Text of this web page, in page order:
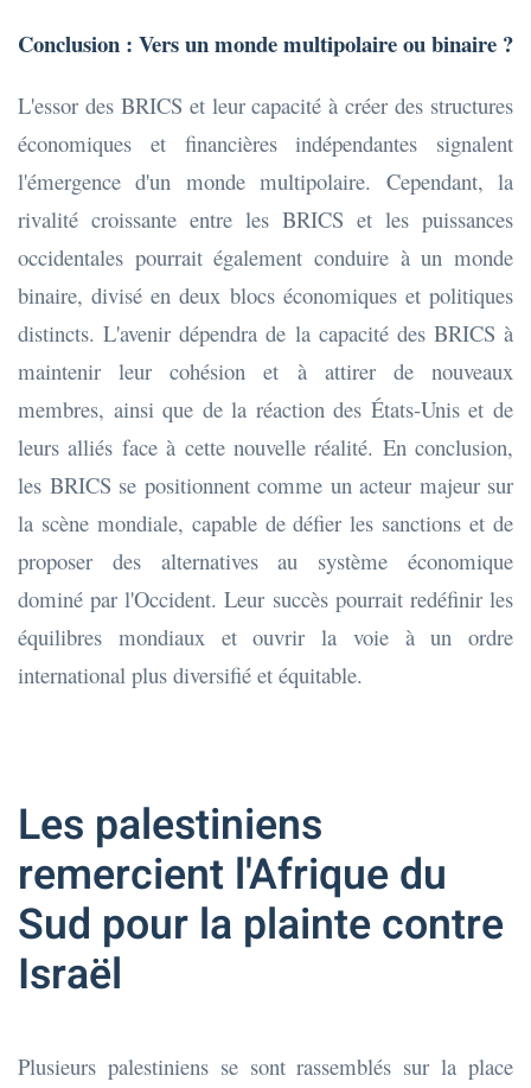
Conclusion : Vers un monde multipolaire ou binaire ?
L'essor des BRICS et leur capacité à créer des structures
économiques et financières indépendantes signalent
l'émergence d'un monde multipolaire. Cependant, la
rivalité croissante entre les BRICS et les puissances
occidentales pourrait également conduire à un monde
binaire, divisé en deux blocs économiques et politiques
distincts. L'avenir dépendra de la capacité des BRICS à
maintenir leur cohésion et à attirer de nouveaux
membres, ainsi que de la réaction des États-Unis et de
leurs alliés face à cette nouvelle réalité. En conclusion,
les BRICS se positionnent comme un acteur majeur sur
la scène mondiale, capable de défier les sanctions et de
proposer des alternatives au système économique
dominé par l'Occident. Leur succès pourrait redéfinir les
équilibres mondiaux et ouvrir la voie à un ordre
international plus diversifié et équitable.
Les palestiniens
remercient l'Afrique du
Sud pour la plainte contre
Israël
Plusieurs palestiniens se sont rassemblés sur la place